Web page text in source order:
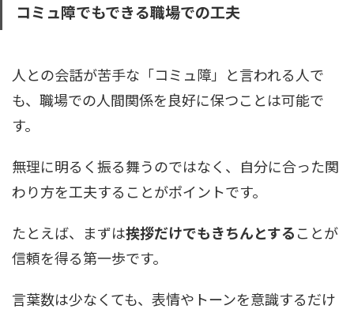
コミュ障でもできる職場での工夫
人との会話が苦手な「コミュ障」と言われる人で
も、職場での人間関係を良好に保つことは可能で
す。
無理に明るく振る舞うのではなく、自分に合った関
わり方を工夫することがポイントです。
たとえば、まずは挨拶だけでもきちんとすることが
信頼を得る第一歩です。
言葉数は少なくても、表情やトーンを意識するだけ